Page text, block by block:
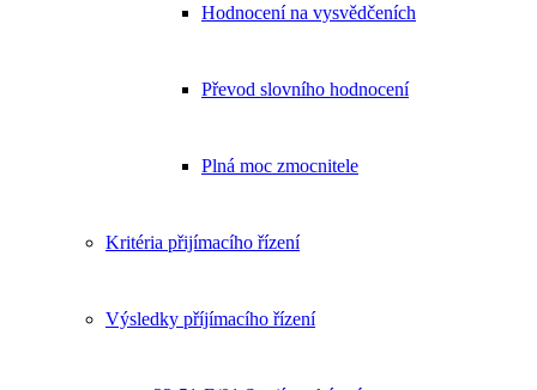
Hodnocení na vysvědčeních
Převod slovního hodnocení
Plná moc zmocnitele
Kritéria přijímacího řízení
Výsledky příjímacího řízení